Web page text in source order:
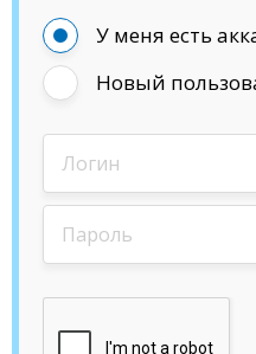
У меня есть
Новый